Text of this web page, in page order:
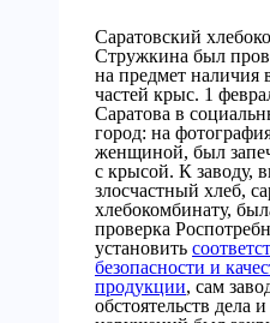
Саратовский
Стружкина был
на предмет наличия
частей крыс. 1
Саратова в
город: на
женщиной, был
с крысой. К заводу,
злосчастный хлеб,
хлебокомбинату,
проверка
установить
безопасности и
продукции, сам
обстоятельств дела